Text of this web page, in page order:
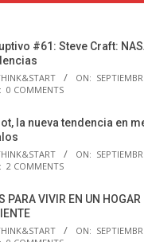
#61: Steve Craft:
ON:
0 COMMENTS
la nueva tendencia en
ON:
2 COMMENTS
PARA VIVIR EN UN HOGAR
ON: